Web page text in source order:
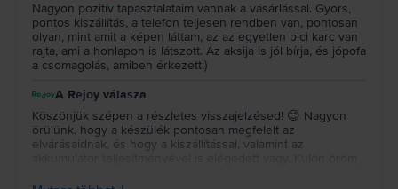
Nagyon pozitív tapasztalataim vannak a vásárlással. Gyors,
pontos kiszállítás, a telefon teljesen rendben van, pontosan
olyan, mint amit a képen láttam, az az egyetlen pici karc van
rajta, ami a honlapon is látszott. Az aksija is jól bírja, és jópofa
a csomagolás, amiben érkezett:)
A Rejoy válasza
Köszönjük szépen a részletes visszajelzésed! 😊 Nagyon
örülünk, hogy a készülék pontosan megfelelt az
elvárásaidnak, és hogy a kiszállítással, valamint az